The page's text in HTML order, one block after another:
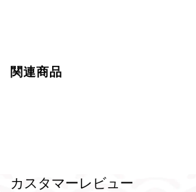
関連商品
カスタマーレビュー